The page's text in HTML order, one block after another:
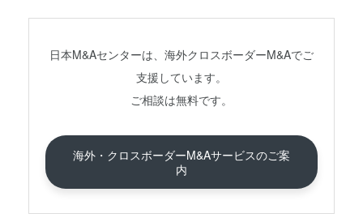
日本M&Aセンターは、海外クロスボーダーM&Aでご
支援しています。
ご相談は無料です。
海外・クロスボーダーM&Aサービスのご案
内